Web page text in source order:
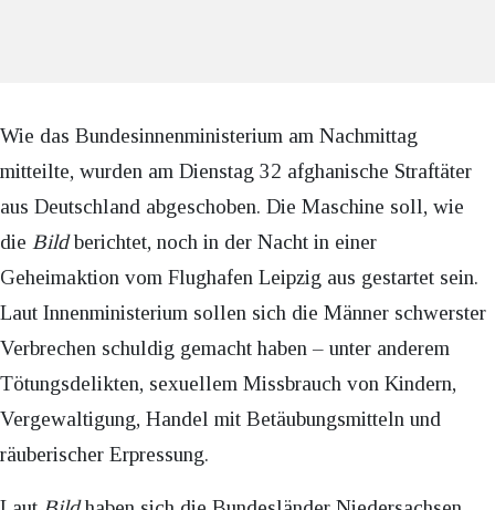
Wie das Bundesinnenministerium am Nachmittag
mitteilte, wurden am Dienstag 32 afghanische Straftäter
aus Deutschland abgeschoben. Die Maschine soll, wie
die Bildberichtet, noch in der Nacht in einer
Geheimaktion vom Flughafen Leipzig aus gestartet sein.
Laut Innenministerium sollen sich die Männer schwerster
Verbrechen schuldig gemacht haben – unter anderem
Tötungsdelikten, sexuellem Missbrauch von Kindern,
Vergewaltigung, Handel mit Betäubungsmitteln und
räuberischer Erpressung.